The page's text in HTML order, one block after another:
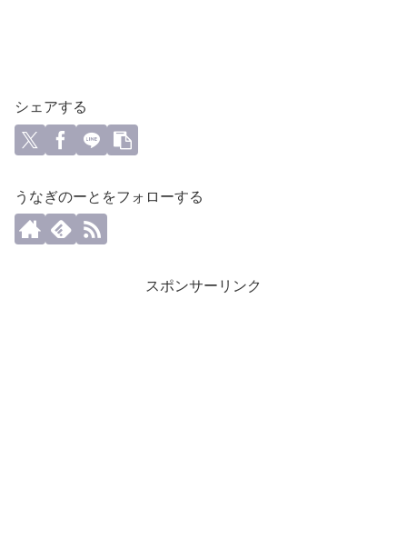
シェアする
うなぎのーとをフォローする
スポンサーリンク